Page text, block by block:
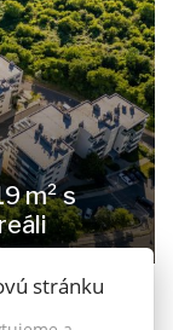
m² s
stránku